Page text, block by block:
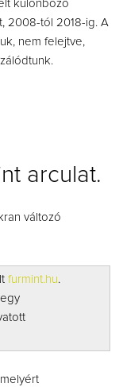
különböző
2008-tól 2018-ig. A
nem felejtve,
arculat.
változó
furmint.hu.